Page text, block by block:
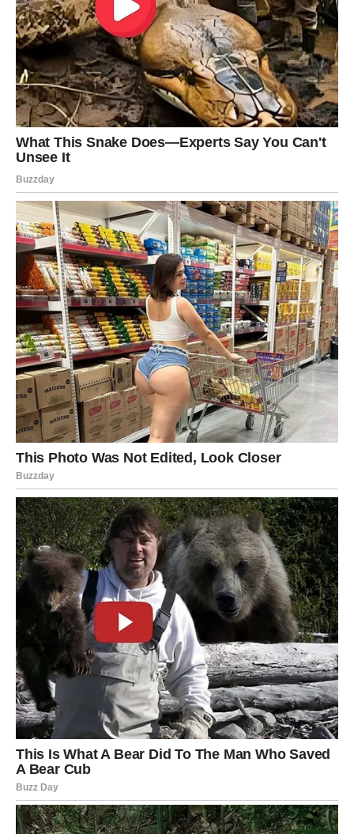
će ključ svega.
Zauzete Vodolije također ulaze u poseban period. Partner
pokazuje spremnost da odnos podigne na viši nivo.
Mogući su zajednički planovi, putovanja ili odluke koje će
dodatno učvrstiti vezu.
Zvijezde pokazuju da Vodolije više ne trebaju bježati od
emocija. Vrijeme je da dopuste nekome da im se približi i
pokaže koliko ljubav može biti lijepa kada dolazi od prave
osobe.